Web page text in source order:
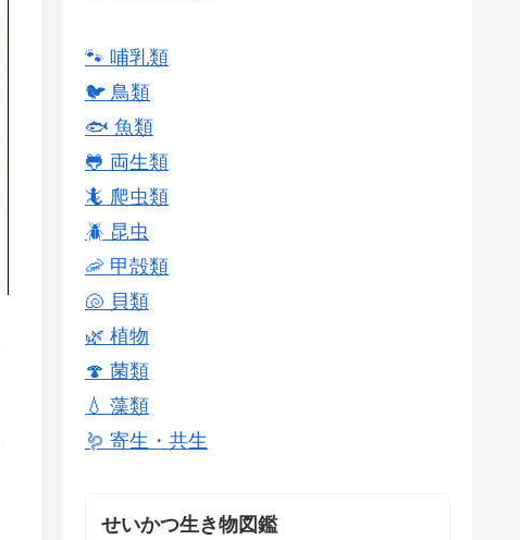
🐾 哺乳類
🐦 鳥類
🐟 魚類
🐸 両生類
🦎 爬虫類
🪲 昆虫
🦐 甲殻類
🐚 貝類
🌿 植物
🍄 菌類
💧 藻類
🪱 寄生・共生
せいかつ生き物図鑑